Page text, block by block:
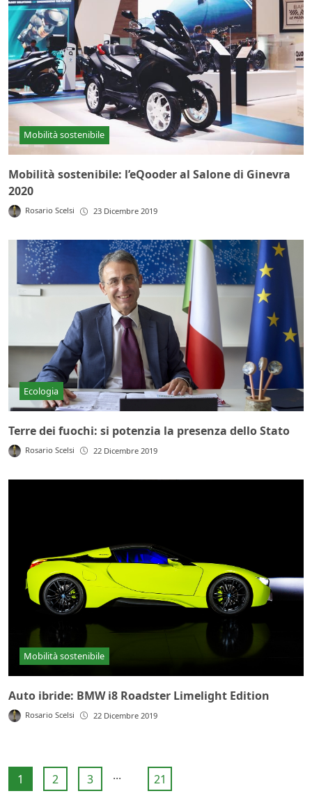
Mobilità sostenibile
Mobilità sostenibile: l’eQooder al Salone di Ginevra
2020
Rosario Scelsi 23 Dicembre 2019
Ecologia
Terre dei fuochi: si potenzia la presenza dello Stato
Rosario Scelsi 22 Dicembre 2019
Mobilità sostenibile
Auto ibride: BMW i8 Roadster Limelight Edition
Rosario Scelsi 22 Dicembre 2019
1 2 3 ... 21